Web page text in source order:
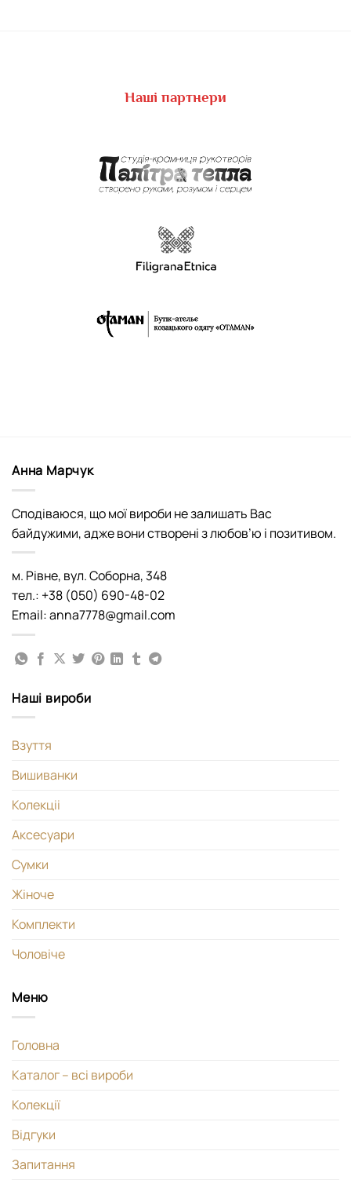
Наші партнери
Анна Марчук
Сподіваюся, що мої вироби не залишать Вас
байдужими, адже вони створені з любов’ю і позитивом.
м. Рівне, вул. Соборна, 348
тел.: +38 (050) 690-48-02
Email: anna7778@gmail.com
Наші вироби
Взуття
Вишиванки
Колекціі
Аксесуари
Сумки
Жіноче
Комплекти
Чоловіче
Меню
Головна
Каталог – всі вироби
Колекції
Відгуки
Запитання